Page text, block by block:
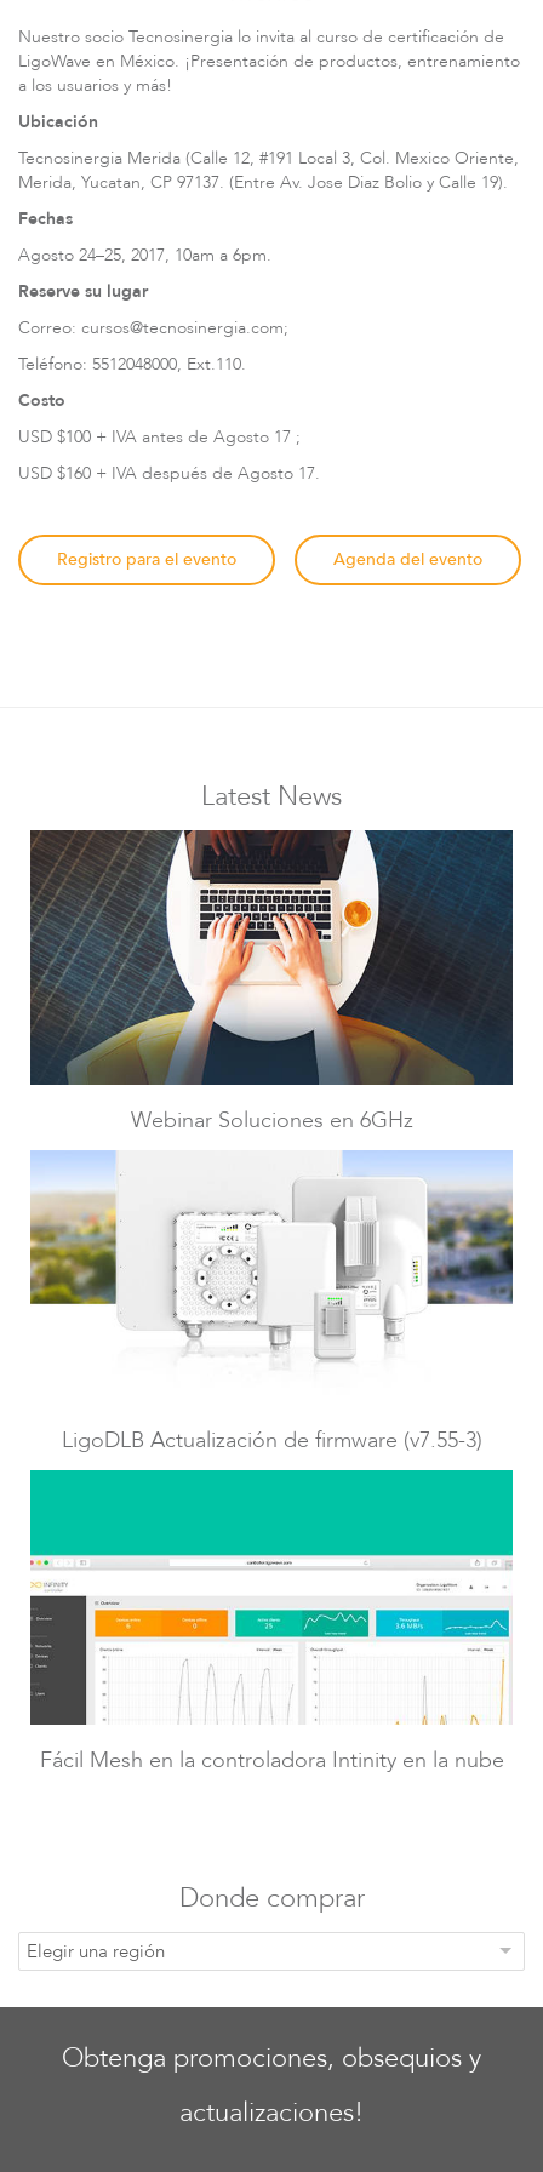
Software
LigoPTMP
LigoDLBac
Nuestro socio Tecnosinergia lo invita al curso de certificación de
LigoWave en México. ¡Presentación de productos, entrenamiento
a los usuarios y más!
Ubicación
Tecnosinergia Merida (Calle 12, #191 Local 3, Col. Mexico Oriente,
Merida, Yucatan, CP 97137. (Entre Av. Jose Diaz Bolio y Calle 19).
Fechas
Agosto 24–25, 2017, 10am a 6pm.
Reserve su lugar
Correo: cursos@tecnosinergia.com;
Teléfono: 5512048000, Ext.110.
Costo
USD $100 + IVA antes de Agosto 17 ;
USD $160 + IVA después de Agosto 17.
Registro para el evento Agenda del evento
Latest News
Webinar Soluciones en 6GHz
LigoDLB Actualización de firmware (v7.55-3)
Fácil Mesh en la controladora Intinity en la nube
Donde comprar
Elegir una región
Obtenga promociones, obsequios y
actualizaciones!